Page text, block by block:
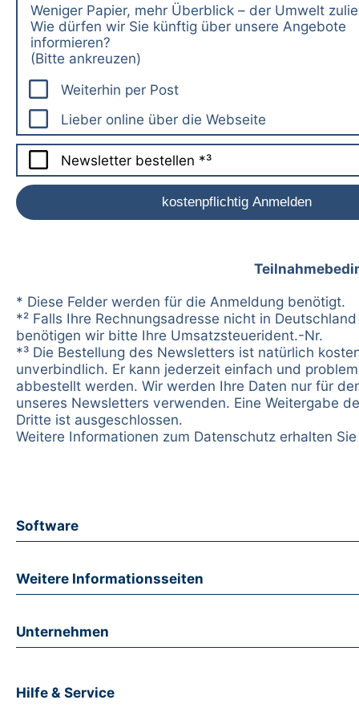
Weniger Papier, mehr Überblick – der Umwelt
Wie dürfen wir Sie künftig über unsere Angebote
informieren?
(Bitte ankreuzen)
Weiterhin per Post
Lieber online über die Webseite
Newsletter bestellen *³
* Diese Felder werden für die Anmeldung benötigt.
*² Falls Ihre Rechnungsadresse nicht in
benötigen wir bitte Ihre Umsatzsteuerident.-Nr.
*³ Die Bestellung des Newsletters ist natürlich
unverbindlich. Er kann jederzeit einfach und
abbestellt werden. Wir werden Ihre Daten nur für
unseres Newsletters verwenden. Eine Weitergabe
Dritte ist ausgeschlossen.
Weitere Informationen zum Datenschutz erhalten
Software
Weitere Informationsseiten
Unternehmen
Hilfe & Service